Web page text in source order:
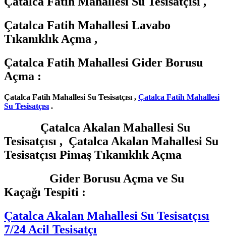
Çatalca Fatih Mahallesi Lavabo
Tıkanıklık Açma ,
Çatalca Fatih Mahallesi Gider Borusu
Açma :
Çatalca Fatih Mahallesi Su Tesisatçısı , Çatalca Fatih Mahallesi
Su Tesisatçısı.
Çatalca Akalan Mahallesi Su
Tesisatçısı , Çatalca Akalan Mahallesi Su
Tesisatçısı Pimaş Tıkanıklık Açma
Gider Borusu Açma ve Su
Kaçağı Tespiti :
Çatalca Akalan Mahallesi Su Tesisatçısı
7/24 Acil Tesisatçı